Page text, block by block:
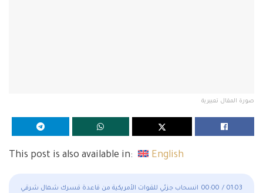
صورة المقال تعبيرية
This post is also available in: English
انسحاب جزئي للقوات الأمريكية من قاعدة قسرك شمال شرقي 00:00 / 01:03